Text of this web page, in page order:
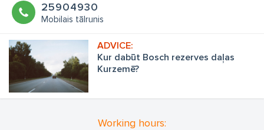
25904930
Mobilais tālrunis
Kur dabūt Bosch rezerves daļas
Kurzemē?
Working hours: